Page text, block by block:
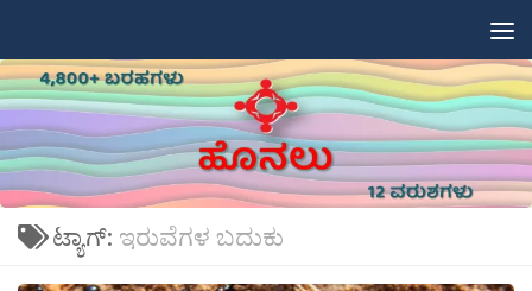
ಟ್ಯಾಗ್: ಇರುವೆಗಳ ಬದುಕು